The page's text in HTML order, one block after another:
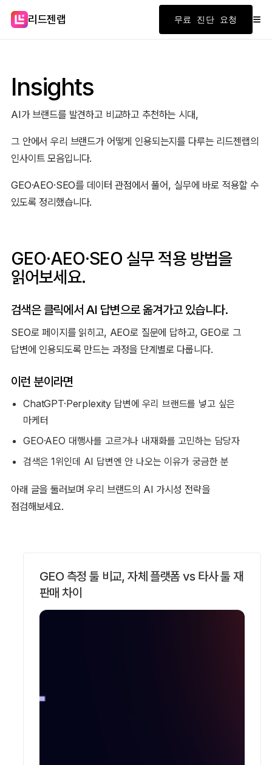
리드젠랩 무료 진단 요청 ≡
Insights
AI가 브랜드를 발견하고 비교하고 추천하는 시대,
그 안에서 우리 브랜드가 어떻게 인용되는지를 다루는 리드젠랩의
인사이트 모음입니다.
GEO·AEO·SEO를 데이터 관점에서 풀어, 실무에 바로 적용할 수
있도록 정리했습니다.
GEO·AEO·SEO 실무 적용 방법을
읽어보세요.
검색은 클릭에서 AI 답변으로 옮겨가고 있습니다.
SEO로 페이지를 읽히고, AEO로 질문에 답하고, GEO로 그
답변에 인용되도록 만드는 과정을 단계별로 다룹니다.
이런 분이라면
ChatGPT·Perplexity 답변에 우리 브랜드를 넣고 싶은
마케터
GEO·AEO 대행사를 고르거나 내재화를 고민하는 담당자
검색은 1위인데 AI 답변엔 안 나오는 이유가 궁금한 분
아래 글을 둘러보며 우리 브랜드의 AI 가시성 전략을
점검해보세요.
GEO 측정 툴 비교, 자체 플랫폼 vs 타사 툴 재
판매 차이